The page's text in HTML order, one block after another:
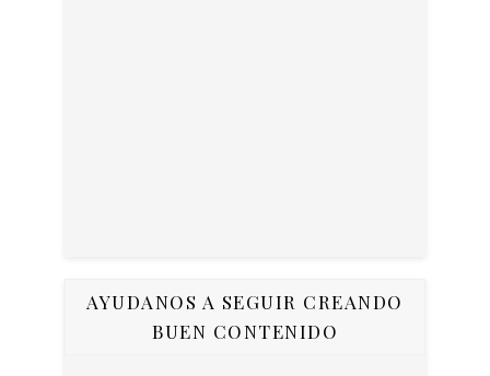
AYUDANOS A SEGUIR CREANDO
BUEN CONTENIDO